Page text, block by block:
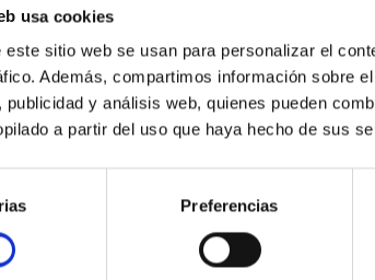
usa cookies
este sitio web se usan para personalizar el
Además, compartimos información sobre
publicidad y análisis web, quienes pueden
a partir del uso que haya hecho de sus
Preferencias
€272,25 €
Comprar
-45%